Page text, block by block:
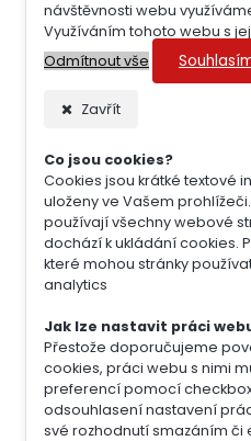
návštěvnosti webu
Využíváním tohoto webu s
Odmítnout vše
Zavřít
Co jsou cookies?
Cookies jsou krátké textové
uloženy ve Vašem
používají všechny webové
dochází k ukládání cookies.
které mohou stránky
analytics
Jak lze nastavit práci
Přestože doporučujeme
cookies, práci webu s nimi
preferencí pomocí
odsouhlasení nastavení
své rozhodnutí smazáním